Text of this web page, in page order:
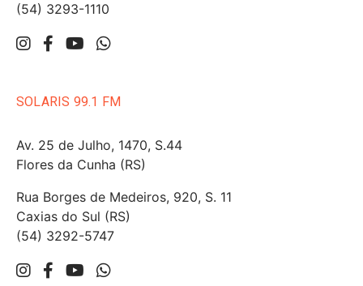
(54) 3293-1110
SOLARIS 99.1 FM
Av. 25 de Julho, 1470, S.44
Flores da Cunha (RS)
Rua Borges de Medeiros, 920, S. 11
Caxias do Sul (RS)
(54) 3292-5747